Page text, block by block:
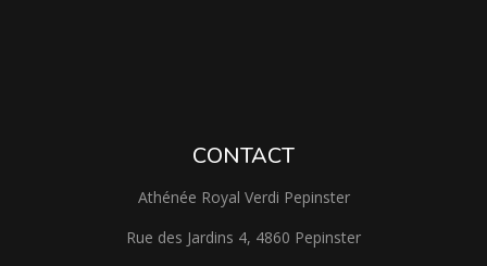
CONTACT
Athénée Royal Verdi Pepinster
Rue des Jardins 4, 4860 Pepinster